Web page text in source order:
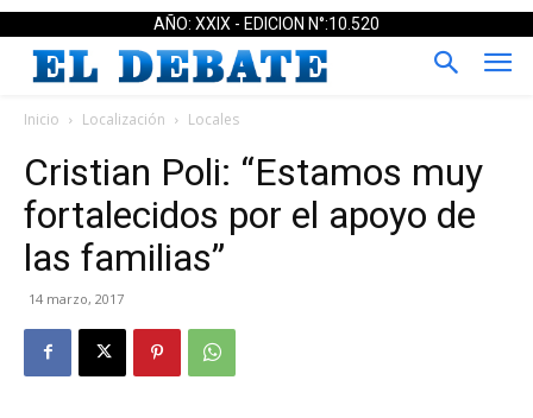
AÑO: XXIX - EDICION N°:10.520
Inicio Localización Locales
Cristian Poli: “Estamos muy
fortalecidos por el apoyo de
las familias”
14 marzo, 2017